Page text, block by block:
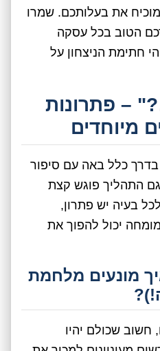
את בעלותכם. שמרו
הטוב בכל עסקה
חתימת הניצחון על
– פתרונות
מיוחדים
בדרך כלל באה עם סיפור
התהליך פוגש קצת
בעיה יש פתרון,
יכול להפוך את
מונעים מלחמת
שכולם יהיו